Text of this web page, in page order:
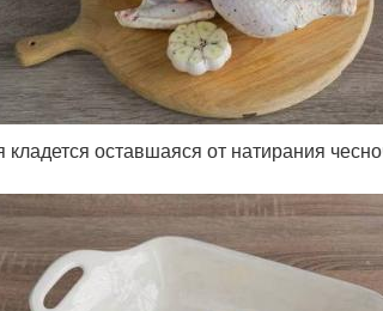
оставшаяся от натирания